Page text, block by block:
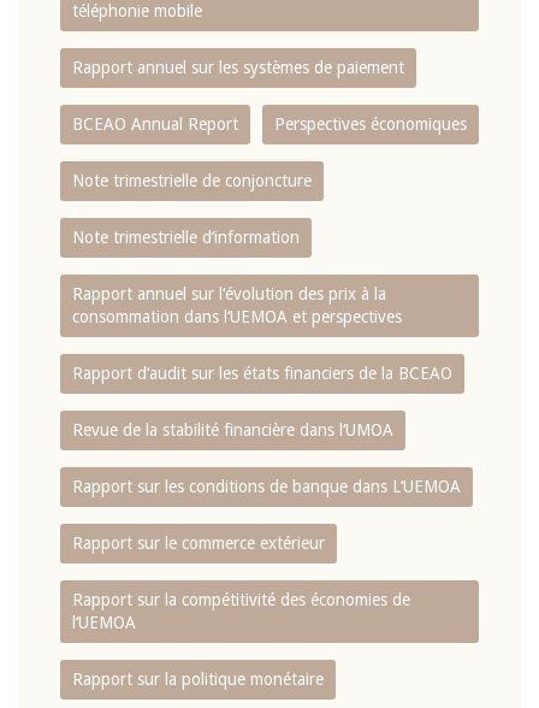
téléphonie mobile
Rapport annuel sur les systèmes de paiement
BCEAO Annual Report Perspectives économiques
Note trimestrielle de conjoncture
Note trimestrielle d‘information
Rapport annuel sur l‘évolution des prix à la
consommation dans l‘UEMOA et perspectives
Rapport d‘audit sur les états financiers de la BCEAO
Revue de la stabilité financière dans l‘UMOA
Rapport sur les conditions de banque dans L‘UEMOA
Rapport sur le commerce extérieur
Rapport sur la compétitivité des économies de
l‘UEMOA
Rapport sur la politique monétaire